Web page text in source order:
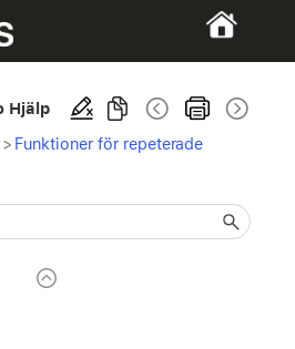
Hjälp
> Funktioner för repeterade